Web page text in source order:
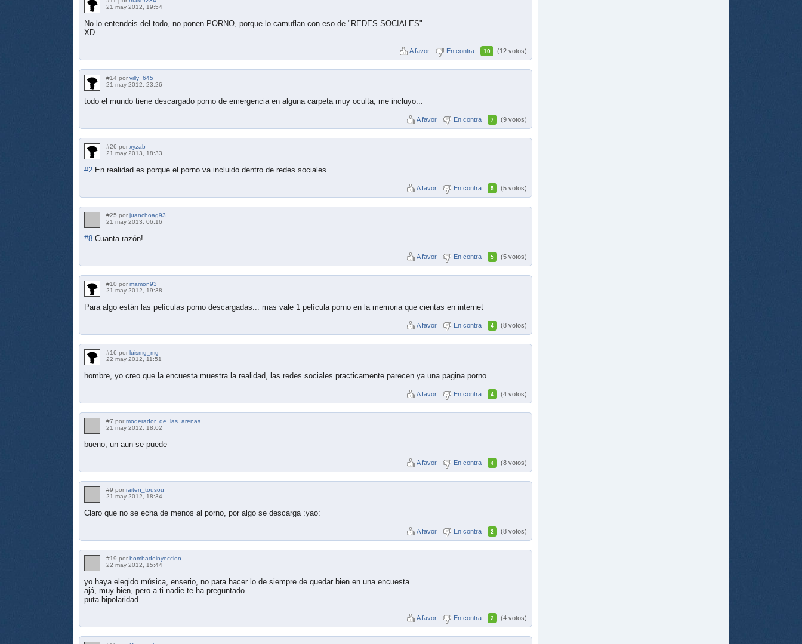
21 may 2012, 19:54
No lo entendeis del todo, no ponen PORNO, porque lo camuflan con eso de "REDES SOCIALES"
XD
A favor En contra 10 (12 votos)
#14 por villy_645
21 may 2012, 23:26
todo el mundo tiene descargado porno de emergencia en alguna carpeta muy oculta, me incluyo...
A favor En contra 7 (9 votos)
#26 por xyzab
21 may 2013, 18:33
#2 En realidad es porque el porno va incluido dentro de redes sociales...
A favor En contra 5 (5 votos)
#25 por juanchoag93
21 may 2013, 06:16
#8 Cuanta razón!
A favor En contra 5 (5 votos)
#10 por mamon93
21 may 2012, 19:38
Para algo están las películas porno descargadas... mas vale 1 película porno en la memoria que cientas en internet
A favor En contra 4 (8 votos)
#16 por luismg_mg
22 may 2012, 11:51
hombre, yo creo que la encuesta muestra la realidad, las redes sociales practicamente parecen ya una pagina porno...
A favor En contra 4 (4 votos)
#7 por moderador_de_las_arenas
21 may 2012, 18:02
bueno, un aun se puede
A favor En contra 4 (8 votos)
#9 por raiten_tousou
21 may 2012, 18:34
Claro que no se echa de menos al porno, por algo se descarga :yao:
A favor En contra 2 (8 votos)
#19 por bombadeinyeccion
22 may 2012, 15:44
yo haya elegido música, enserio, no para hacer lo de siempre de quedar bien en una encuesta.
ajá, muy bien, pero a ti nadie te ha preguntado.
puta bipolaridad...
A favor En contra 2 (4 votos)